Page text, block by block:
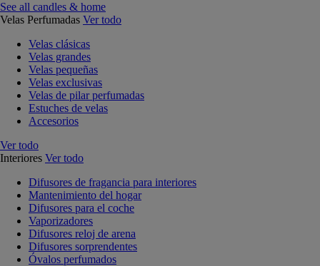
See all candles & home
Velas Perfumadas Ver todo
Velas clásicas
Velas grandes
Velas pequeñas
Velas exclusivas
Velas de pilar perfumadas
Estuches de velas
Accesorios
Ver todo
Interiores Ver todo
Difusores de fragancia para interiores
Mantenimiento del hogar
Difusores para el coche
Vaporizadores
Difusores reloj de arena
Difusores sorprendentes
Óvalos perfumados